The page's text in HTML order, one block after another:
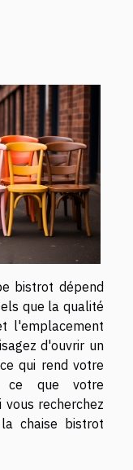
bistrot dépend
que la qualité
l'emplacement
d'ouvrir un
qui rend votre
ce que votre
vous recherchez
chaise bistrot